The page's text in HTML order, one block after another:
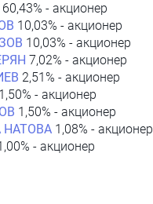
60,43% - акционер
10,03% - акционер
10,03% - акционер
7,02% - акционер
2,51% - акционер
- акционер
1,50% - акционер
1,08% - акционер
- акционер